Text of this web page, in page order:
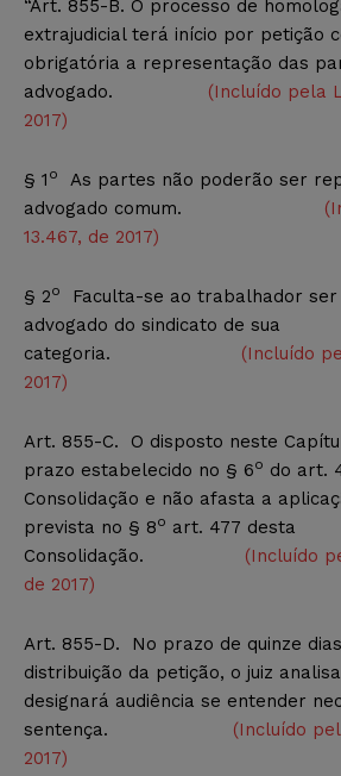
“Art. 855-B. O processo de
extrajudicial terá início por petição
obrigatória a representação das
advogado. (Incluído pela
2017)
§ 1 o
As partes não poderão ser
advogado comum.
13.467, de 2017)
§ 2o
Faculta-se ao trabalhador ser
advogado do sindicato de sua
categoria. (Incluído
2017)
Art. 855-C. O disposto neste
prazo estabelecido no § 6o do art.
Consolidação e não afasta a
prevista no § 8o art. 477 desta
Consolidação. (Incluído
de 2017)
Art. 855-D. No prazo de quinze
distribuição da petição, o juiz
designará audiência se entender
sentença. (Incluído
2017)